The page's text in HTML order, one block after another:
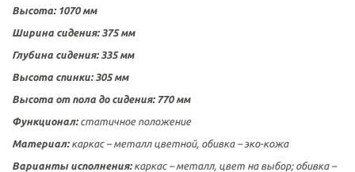
Высота: 1070 мм
Ширина сидения: 375 мм
Глубина сидения: 335 мм
Высота спинки: 305 мм
Высота от пола до сидения: 770 мм
Функционал:статичное положение
Материал:каркас – металл цветной, обивка – эко-кожа
Варианты исполнения:каркас – металл, цвет на выбор; обивка –